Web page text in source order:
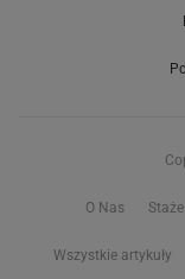
O Nas
Wszystkie artykuły